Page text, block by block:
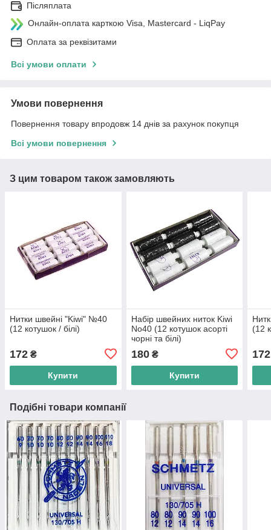
Післяплата
Онлайн-оплата карткою Visa, Mastercard - LiqPay
Оплата за реквізитами
Всі умови оплати
Умови повернення
Повернення товару впродовж 14 днів за рахунок покупця
Всі умови повернення
З цим товаром також замовляють
Нитки швейні "Kiwi" №40
(12 котушок / білі)
172 ₴
Купити
Набір швейних ниток Kiwi
No40 (12 котушок асорті
чорні та білі)
180₴
Купити
(12
172
Подібні товари компанії